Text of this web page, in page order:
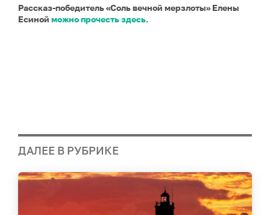
Рассказ-победитель «Соль вечной мерзлоты» Елены
Есиной можно прочесть здесь.
ДАЛЕЕ В РУБРИКЕ